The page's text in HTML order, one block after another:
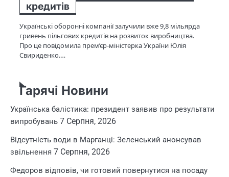
кредитів
Українські оборонні компанії залучили вже 9,8 мільярда
гривень пільгових кредитів на розвиток виробництва.
Про це повідомила прем’єр-міністерка України Юлія
Свириденко.…
Гарячі Новини
Українська балістика: президент заявив про результати
випробувань 7 Серпня, 2026
Відсутність води в Марганці: Зеленський анонсував
звільнення 7 Серпня, 2026
Федоров відповів, чи готовий повернутися на посаду